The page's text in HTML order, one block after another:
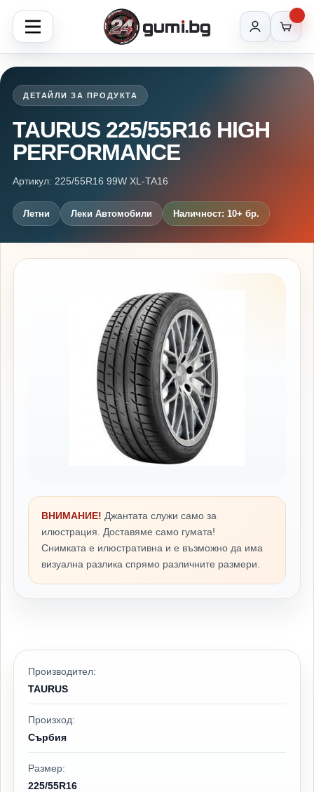
ДЕТАЙЛИ ЗА ПРОДУКТА
TAURUS 225/55R16 HIGH
PERFORMANCE
Артикул: 225/55R16 99W XL-TA16
Летни Леки Автомобили Наличност: 10+ бр.
ВНИМАНИЕ! Джантата служи само за
илюстрация. Доставяме само гумата!
Снимката е илюстративна и е възможно да има
визуална разлика спрямо различните размери.
Производител:
TAURUS
Произход:
Сърбия
Размер:
225/55R16